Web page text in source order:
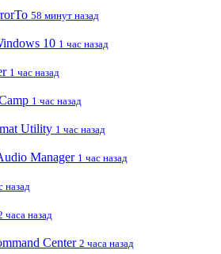
58 минут назад
10 1 час назад
1 час назад
1 час назад
Utility 1 час назад
Manager 1 час назад
назад
часа назад
Center 2 часа назад